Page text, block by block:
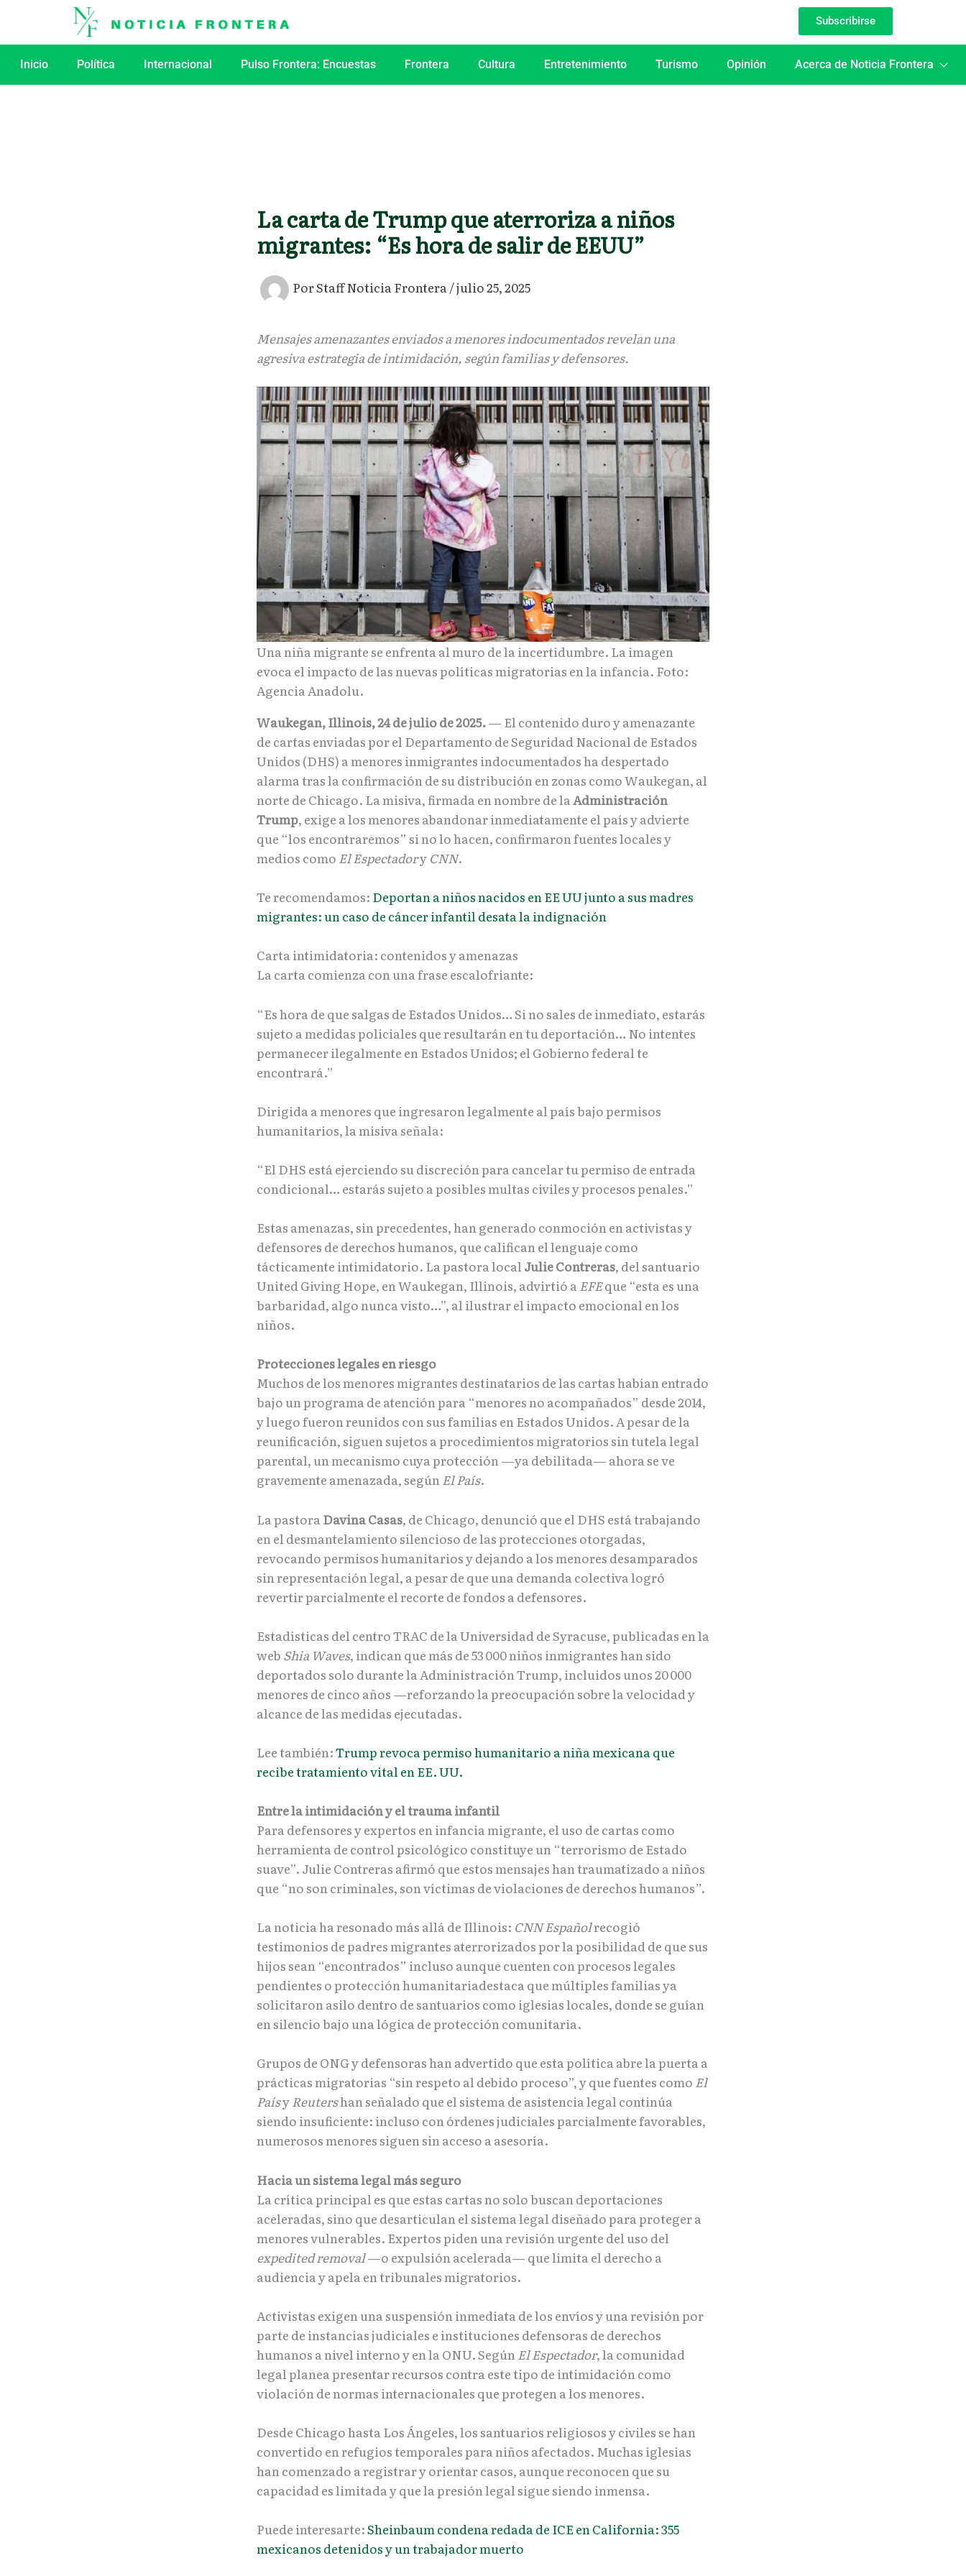
contenido
Subscribirse
Inicio Política Internacional Pulso Frontera: Encuestas Frontera Cultura Entretenimiento Turismo Opinión Acerca de Noticia Frontera
La carta de Trump que aterroriza a niños
migrantes: “Es hora de salir de EEUU”
PorStaff Noticia Frontera/julio 25, 2025
Mensajes amenazantes enviados a menores indocumentados revelan una
agresiva estrategia de intimidación, según familias y defensores.
Una niña migrante se enfrenta al muro de la incertidumbre. La imagen
evoca el impacto de las nuevas políticas migratorias en la infancia. Foto:
Agencia Anadolu.
Waukegan, Illinois, 24 de julio de 2025.— El contenido duro y amenazante
de cartas enviadas por el Departamento de Seguridad Nacional de Estados
Unidos (DHS) a menores inmigrantes indocumentados ha despertado
alarma tras la confirmación de su distribución en zonas como Waukegan, al
norte de Chicago. La misiva, firmada en nombre de laAdministración
Trump, exige a los menores abandonar inmediatamente el país y advierte
que “los encontraremos” si no lo hacen, confirmaron fuentes locales y
medios como El Espectadory CNN.
Te recomendamos: Deportan a niños nacidos en EE UU junto a sus madres
migrantes: un caso de cáncer infantil desata la indignación
Carta intimidatoria: contenidos y amenazas
La carta comienza con una frase escalofriante:
“Es hora de que salgas de Estados Unidos… Si no sales de inmediato, estarás
sujeto a medidas policiales que resultarán en tu deportación… No intentes
permanecer ilegalmente en Estados Unidos; el Gobierno federal te
encontrará.”
Dirigida a menores que ingresaron legalmente al país bajo permisos
humanitarios, la misiva señala:
“El DHS está ejerciendo su discreción para cancelar tu permiso de entrada
condicional… estarás sujeto a posibles multas civiles y procesos penales.”
Estas amenazas, sin precedentes, han generado conmoción en activistas y
defensores de derechos humanos, que califican el lenguaje como
tácticamente intimidatorio. La pastora local Julie Contreras, del santuario
United Giving Hope, en Waukegan, Illinois, advirtió aEFEque “esta es una
barbaridad, algo nunca visto…”, al ilustrar el impacto emocional en los
niños.
Protecciones legales en riesgo
Muchos de los menores migrantes destinatarios de las cartas habían entrado
bajo un programa de atención para “menores no acompañados” desde 2014,
y luego fueron reunidos con sus familias en Estados Unidos. A pesar de la
reunificación, siguen sujetos a procedimientos migratorios sin tutela legal
parental, un mecanismo cuya protección —ya debilitada— ahora se ve
gravemente amenazada, segúnEl País.
La pastora Davina Casas, de Chicago, denunció que el DHS está trabajando
en el desmantelamiento silencioso de las protecciones otorgadas,
revocando permisos humanitarios y dejando a los menores desamparados
sin representación legal, a pesar de que una demanda colectiva logró
revertir parcialmente el recorte de fondos a defensores.
Estadísticas del centro TRAC de la Universidad de Syracuse, publicadas en la
web Shia Waves, indican que más de 53 000 niños inmigrantes han sido
deportados solo durante la Administración Trump, incluidos unos 20 000
menores de cinco años —reforzando la preocupación sobre la velocidad y
alcance de las medidas ejecutadas.
Lee también:Trump revoca permiso humanitario a niña mexicana que
recibe tratamiento vital en EE. UU.
Entre la intimidación y el trauma infantil
Para defensores y expertos en infancia migrante, el uso de cartas como
herramienta de control psicológico constituye un “terrorismo de Estado
suave”. Julie Contreras afirmó que estos mensajes han traumatizado a niños
que “no son criminales, son víctimas de violaciones de derechos humanos”.
La noticia ha resonado más allá de Illinois: CNN Españolrecogió
testimonios de padres migrantes aterrorizados por la posibilidad de que sus
hijos sean “encontrados” incluso aunque cuenten con procesos legales
pendientes o protección humanitariadestaca que múltiples familias ya
solicitaron asilo dentro de santuarios como iglesias locales, donde se guían
en silencio bajo una lógica de protección comunitaria.
Grupos de ONG y defensoras han advertido que esta política abre la puerta a
prácticas migratorias “sin respeto al debido proceso”, y que fuentes como El
PaísyReutershan señalado que el sistema de asistencia legal continúa
siendo insuficiente: incluso con órdenes judiciales parcialmente favorables,
numerosos menores siguen sin acceso a asesoría.
Hacia un sistema legal más seguro
La crítica principal es que estas cartas no solo buscan deportaciones
aceleradas, sino que desarticulan el sistema legal diseñado para proteger a
menores vulnerables. Expertos piden una revisión urgente del uso del
expedited removal—o expulsión acelerada— que limita el derecho a
audiencia y apela en tribunales migratorios.
Activistas exigen una suspensión inmediata de los envíos y una revisión por
parte de instancias judiciales e instituciones defensoras de derechos
humanos a nivel interno y en la ONU. Según El Espectador, la comunidad
legal planea presentar recursos contra este tipo de intimidación como
violación de normas internacionales que protegen a los menores.
Desde Chicago hasta Los Ángeles, los santuarios religiosos y civiles se han
convertido en refugios temporales para niños afectados. Muchas iglesias
han comenzado a registrar y orientar casos, aunque reconocen que su
capacidad es limitada y que la presión legal sigue siendo inmensa.
Puede interesarte:Sheinbaum condena redada de ICE en California: 355
mexicanos detenidos y un trabajador muerto